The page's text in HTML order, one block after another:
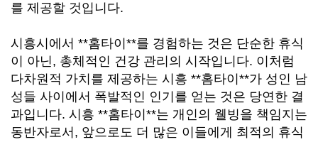
를 제공할 것입니다.
시흥시에서 **홈타이**를 경험하는 것은 단순한 휴식
이 아닌, 총체적인 건강 관리의 시작입니다. 이처럼
다차원적 가치를 제공하는 시흥 **홈타이**가 성인 남
성들 사이에서 폭발적인 인기를 얻는 것은 당연한 결
과입니다. 시흥 **홈타이**는 개인의 웰빙을 책임지는
동반자로서, 앞으로도 더 많은 이들에게 최적의 휴식